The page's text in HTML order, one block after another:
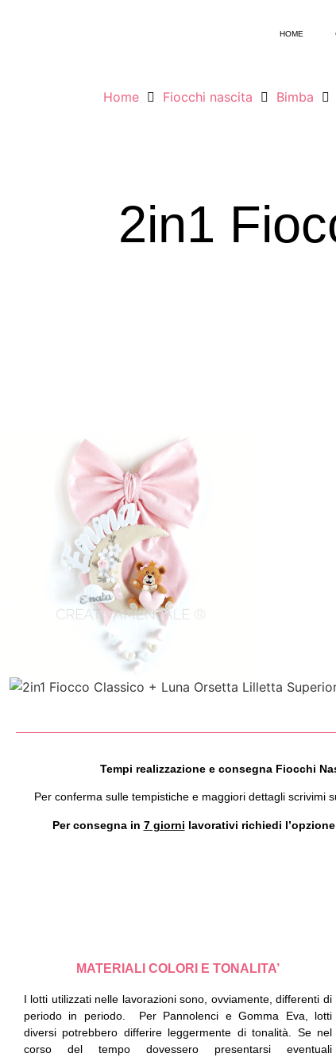
HOME
Home Fiocchi nascita Bimba
2in1
Tempi realizzazione e consegna Fiocchi
Per conferma sulle tempistiche e maggiori dettagli scrivimi
Per consegna in 7 giorni lavorativi richiedi l’opzione
MATERIALI COLORI E TONALITA’
I lotti utilizzati nelle lavorazioni sono, ovviamente, differenti di
periodo in periodo. Per Pannolenci e Gomma Eva, lotti
diversi potrebbero differire leggermente di tonalità. Se nel
corso del tempo dovessero presentarsi eventuali